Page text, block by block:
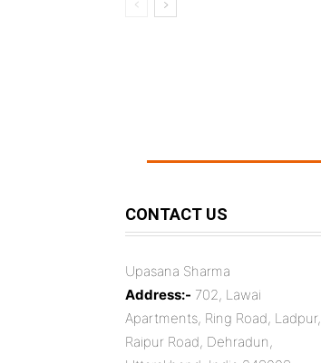
CONTACT US
Upasana Sharma
Address:- 702, Lawai
Apartments, Ring Road, Ladpur,
Raipur Road, Dehradun,